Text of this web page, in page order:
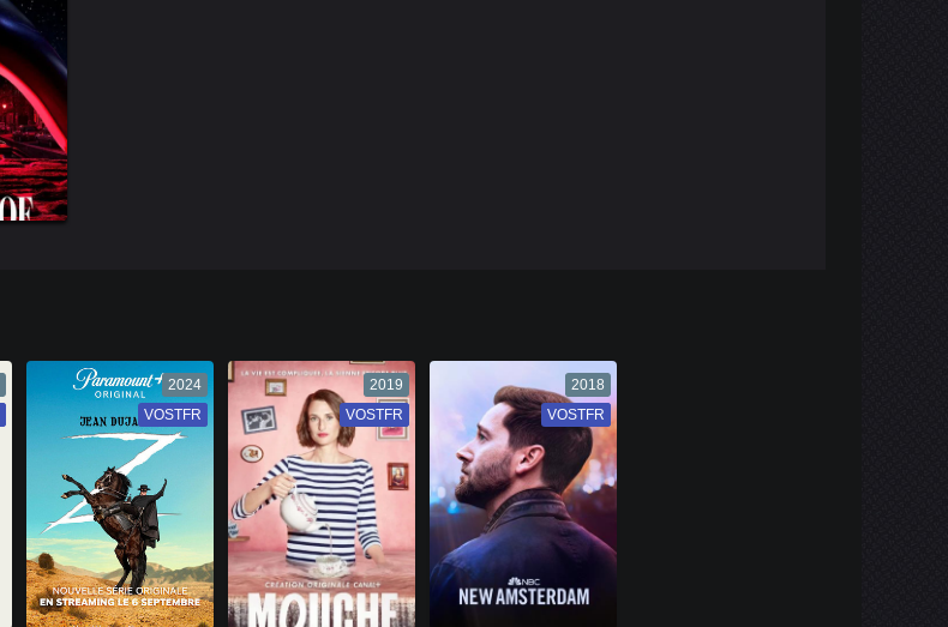
2024
VF
VOSTFR
2019
VF
VOSTFR
2018
VF
VOSTFR